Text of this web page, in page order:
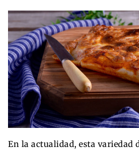
En la actualidad, esta variedad